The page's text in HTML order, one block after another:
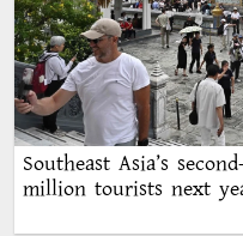
Southeast Asia’s
million tourists next